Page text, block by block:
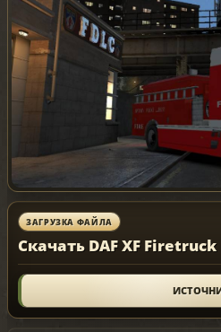
ЗАГРУЗКА ФАЙЛА
Скачать DAF XF Firetruck